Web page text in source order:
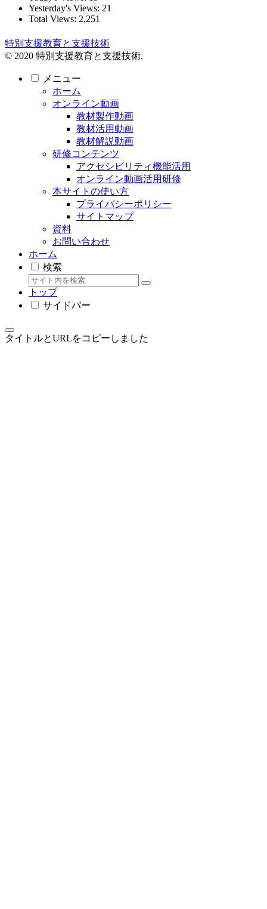
Yesterday's Views: 21
Total Views: 2,251
特別支援教育と支援技術
© 2020 特別支援教育と支援技術.
メニュー
ホーム
オンライン動画
教材製作動画
教材活用動画
教材解説動画
研修コンテンツ
アクセシビリティ機能活用
オンライン動画活用研修
本サイトの使い方
プライバシーポリシー
サイトマップ
資料
お問い合わせ
ホーム
検索
トップ
サイドバー
タイトルとURLをコピーしました